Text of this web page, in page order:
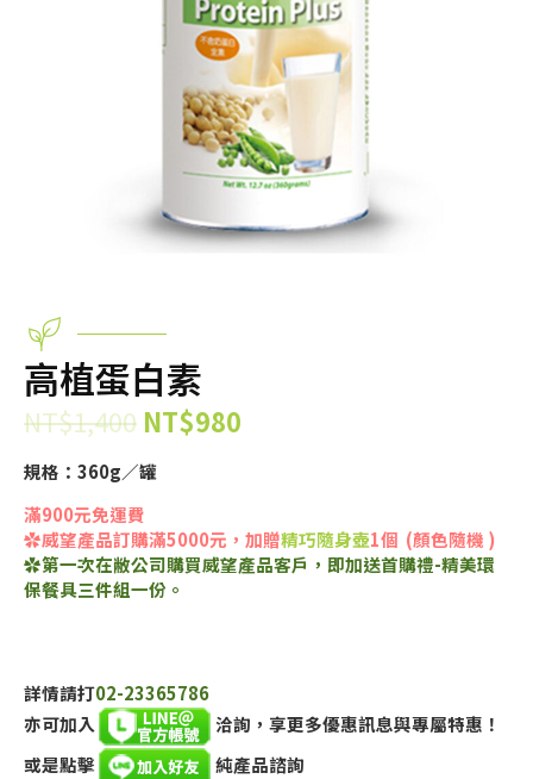
高植蛋白素
NT$1,400 NT$980
規格：360g／罐
滿900元免運費
✿威望產品訂購滿5000元，加贈精巧隨身壺1個 (顏色隨機 )
✿第一次在敝公司購買威望產品客戶，即加送首購禮-精美環
保餐具三件組一份。
詳情請打02-23365786
亦可加入
洽詢，享更多優惠訊息與專屬特惠！
或是點擊
純產品諮詢